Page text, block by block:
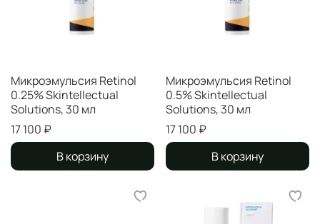
Микроэмульсия Retinol
0.25% Skintellectual
Solutions, 30 мл
17 100 ₽
В корзину
Микроэмульсия Retinol
0.5% Skintellectual
Solutions, 30 мл
17 100 ₽
В корзину